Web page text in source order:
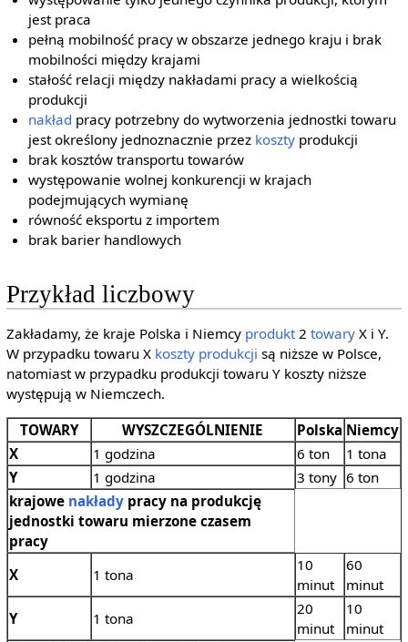
jest praca
pełną mobilność pracy w obszarze jednego kraju i brak
mobilności między krajami
stałość relacji między nakładami pracy a wielkością
produkcji
nakład pracy potrzebny do wytworzenia jednostki towaru
jest określony jednoznacznie przez koszty produkcji
brak kosztów transportu towarów
występowanie wolnej konkurencji w krajach
podejmujących wymianę
równość eksportu z importem
brak barier handlowych
Przykład liczbowy
Zakładamy, że kraje Polska i Niemcy produkt2 towaryX i Y.
W przypadku towaru X koszty produkcji są niższe w Polsce,
natomiast w przypadku produkcji towaru Y koszty niższe
występują w Niemczech.
TOWARY WYSZCZEGÓLNIENIE Polska Niemcy
X
1 godzina 6 ton
1 tona
Y
1 godzina 3 tony 6 ton
krajowe nakładypracy na produkcję
jednostki towaru mierzone czasem
pracy
X
1 tona
10
minut
60
minut
Y
1 tona
20
minut
10
minut